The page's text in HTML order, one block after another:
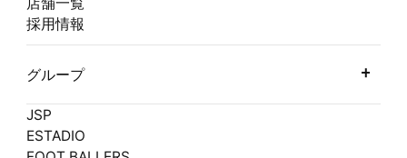
店舗一覧
採用情報
グループ
JSP
ESTADIO